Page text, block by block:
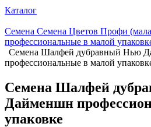
Каталог
Семена Семена Цветов Профи
профессиональные в малой
Семена Шалфей дубравный Нью
профессиональные в малой
Семена Шалфей
Дайменшн
упаковке